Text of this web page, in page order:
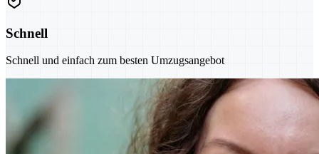
Schnell
Schnell und einfach zum besten Umzugsangebot